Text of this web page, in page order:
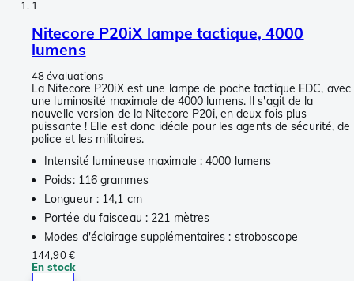
1
Nitecore P20iX lampe tactique, 4000
lumens
48 évaluations
La Nitecore P20iX est une lampe de poche tactique EDC, avec
une luminosité maximale de 4000 lumens. Il s'agit de la
nouvelle version de la Nitecore P20i, en deux fois plus
puissante ! Elle est donc idéale pour les agents de sécurité, de
police et les militaires.
Intensité lumineuse maximale : 4000 lumens
Poids: 116 grammes
Longueur : 14,1 cm
Portée du faisceau : 221 mètres
Modes d'éclairage supplémentaires : stroboscope
144,90 €
En stock